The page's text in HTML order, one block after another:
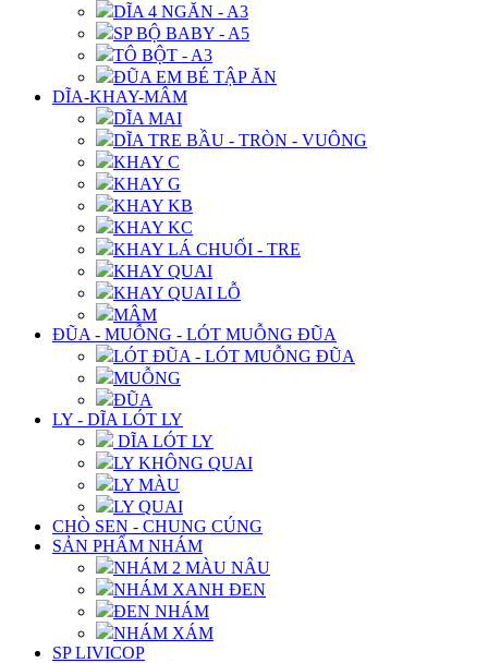
DĨA 4 NGĂN - A3
SP BỘ BABY - A5
TÔ BỘT - A3
ĐŨA EM BÉ TẬP ĂN
DĨA-KHAY-MÂM
DĨA MAI
DĨA TRE BẦU - TRÒN - VUÔNG
KHAY C
KHAY G
KHAY KB
KHAY KC
KHAY LÁ CHUỐI - TRE
KHAY QUAI
KHAY QUAI LỖ
MÂM
ĐŨA - MUỖNG - LÓT MUỖNG ĐŨA
LÓT ĐŨA - LÓT MUỖNG ĐŨA
MUỖNG
ĐŨA
LY - DĨA LÓT LY
DĨA LÓT LY
LY KHÔNG QUAI
LY MÀU
LY QUAI
CHÒ SEN - CHUNG CÚNG
SẢN PHẨM NHÁM
NHÁM 2 MÀU NÂU
NHÁM XANH ĐEN
ĐEN NHÁM
NHÁM XÁM
SP LIVICOP